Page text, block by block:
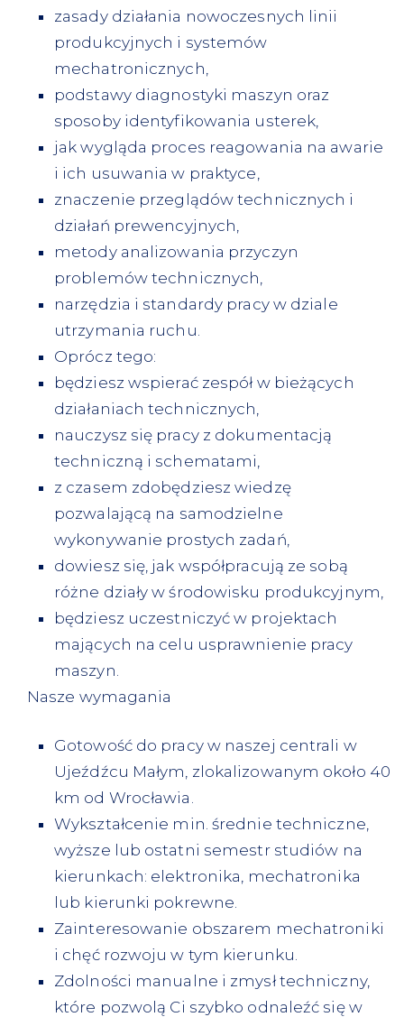
zasady działania nowoczesnych linii
produkcyjnych i systemów
mechatronicznych,
podstawy diagnostyki maszyn oraz
sposoby identyfikowania usterek,
jak wygląda proces reagowania na awarie
i ich usuwania w praktyce,
znaczenie przeglądów technicznych i
działań prewencyjnych,
metody analizowania przyczyn
problemów technicznych,
narzędzia i standardy pracy w dziale
utrzymania ruchu.
Oprócz tego:
będziesz wspierać zespół w bieżących
działaniach technicznych,
nauczysz się pracy z dokumentacją
techniczną i schematami,
z czasem zdobędziesz wiedzę
pozwalającą na samodzielne
wykonywanie prostych zadań,
dowiesz się, jak współpracują ze sobą
różne działy w środowisku produkcyjnym,
będziesz uczestniczyć w projektach
mających na celu usprawnienie pracy
maszyn.
Nasze wymagania
Gotowość do pracy w naszej centrali w
Ujeźdźcu Małym, zlokalizowanym około 40
km od Wrocławia.
Wykształcenie min. średnie techniczne,
wyższe lub ostatni semestr studiów na
kierunkach: elektronika, mechatronika
lub kierunki pokrewne.
Zainteresowanie obszarem mechatroniki
i chęć rozwoju w tym kierunku.
Zdolności manualne i zmysł techniczny,
które pozwolą Ci szybko odnaleźć się w